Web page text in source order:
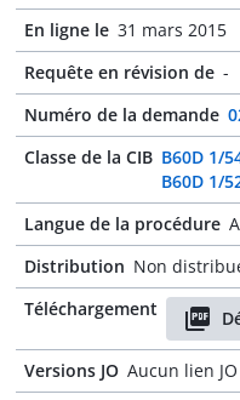
En ligne le 31 mars 2015
Requête en révision de -
Numéro de la demande
Classe de la CIB B60D 1/
B60D 1/
Langue de la procédure
Distribution Non
Téléchargement
Versions JO Aucun lien